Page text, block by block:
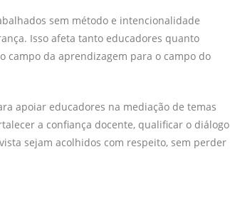
sem método e intencionalidade
Isso afeta tanto educadores quanto
campo da aprendizagem para o campo do
apoiar educadores na mediação de temas
a confiança docente, qualificar o diálogo
sejam acolhidos com respeito, sem perder